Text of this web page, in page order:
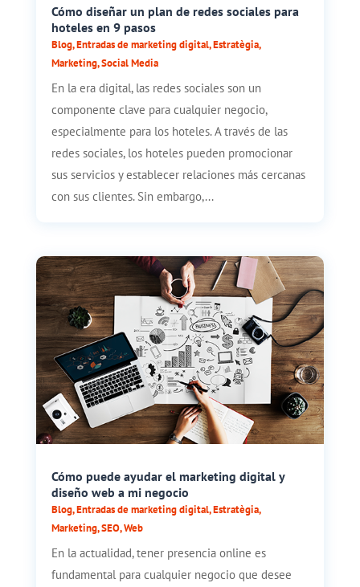
Cómo diseñar un plan de redes sociales para
hoteles en 9 pasos
Blog,Entradas de marketing digital,Estratègia,
Marketing,Social Media
En la era digital, las redes sociales son un
componente clave para cualquier negocio,
especialmente para los hoteles. A través de las
redes sociales, los hoteles pueden promocionar
sus servicios y establecer relaciones más cercanas
con sus clientes. Sin embargo,...
Cómo puede ayudar el marketing digital y
diseño web a mi negocio
Blog,Entradas de marketing digital,Estratègia,
Marketing,SEO,Web
En la actualidad, tener presencia online es
fundamental para cualquier negocio que desee